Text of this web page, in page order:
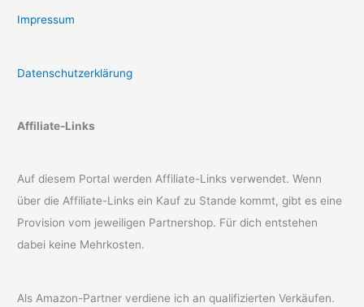
Impressum
Datenschutzerklärung
Affiliate-Links
Auf diesem Portal werden Affiliate-Links verwendet. Wenn
über die Affiliate-Links ein Kauf zu Stande kommt, gibt es eine
Provision vom jeweiligen Partnershop. Für dich entstehen
dabei keine Mehrkosten.
Als Amazon-Partner verdiene ich an qualifizierten Verkäufen.